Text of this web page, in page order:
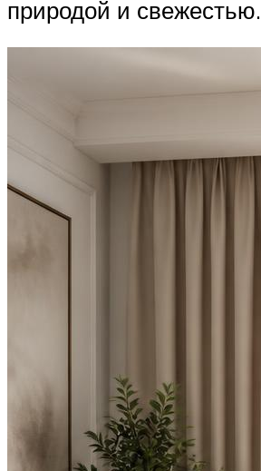
природой и свежестью.